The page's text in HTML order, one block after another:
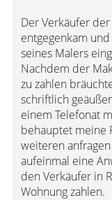
Der Verkäufer
entgegenkam
seines Malers
Nachdem der
zu zahlen
schriftlich
einem Telefonat
behauptet meine
weiteren
aufeinmal eine
den Verkäufer in
Wohnung zahlen.